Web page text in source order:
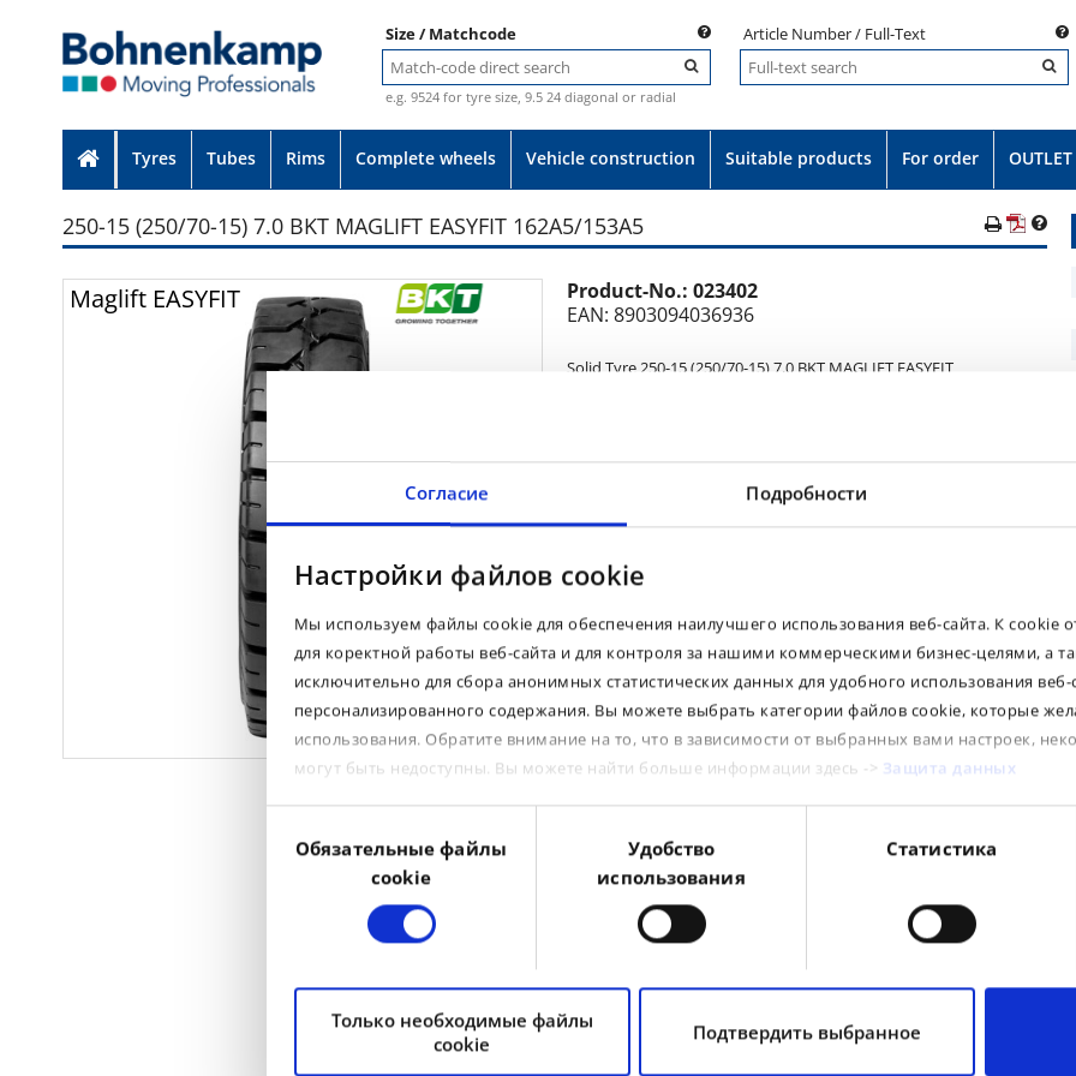
Согласие Подробности
Настройки файлов cookie
Мы используем файлы cookie для обеспечения наилучшего использования веб-сайта. К cookie
для коректной работы веб-сайта и для контроля за нашими коммерческими бизнес-целями, а
исключительно для сбора анонимных статистических данных для удобного использования
персонализированного содержания. Вы можете выбрать категории файлов cookie, которые
использования. Обратите внимание на то, что в зависимости от выбранных вами настроек,
могут быть недоступны. Вы можете найти больше информации здесь -> Защита данных
согласия
Обязательные файлы
cookie
Удобство
использования
Статистика
Только необходимые файлы
cookie
Подтвердить выбранное
Article Number / Full-Text
Size / Matchcode
e.g. 9524 for tyre size, 9.5 24 diagonal or radial
Tyres Tubes Rims Complete wheels Vehicle construction Suitable products For order OUTLET
250-15 (250/70-15) 7.0 BKT MAGLIFT EASYFIT 162A5/153A5
Maglift EASYFIT Photo provided without guarantee Product-No.: 023402
EAN: 8903094036936
Solid Tyre 250-15 (250/70-15) 7.0 BKT MAGLIFT EASYFIT
Dear Clients! If you see a "0" in the stock column
for the product you need, please contact our
sales office. Perhaps the goods are on their way
and will arrive at our warehouses in the near
future, or we will be able to bring them from
other warehouses within our group.
Suitable products
tyre